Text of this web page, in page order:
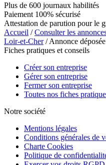
Plus de 600 journaux habilités
Paiement 100% sécurisé
Attestation de parution pour le
Accueil /Consulter les
Loir-et-Cher/ Annonce
Fiches pratiques et conseils
Créer son entreprise
Gérer son entreprise
Fermer son entreprise
Toutes nos fiches
Notre société
Mentions légales
Conditions générales de
Charte Cookies
Politique de